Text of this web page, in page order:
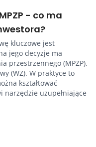
- co ma
kluczowe jest
jego decyzje ma
przestrzennego (MPZP),
(WZ). W praktyce to
kształtować
narzędzie uzupełniające